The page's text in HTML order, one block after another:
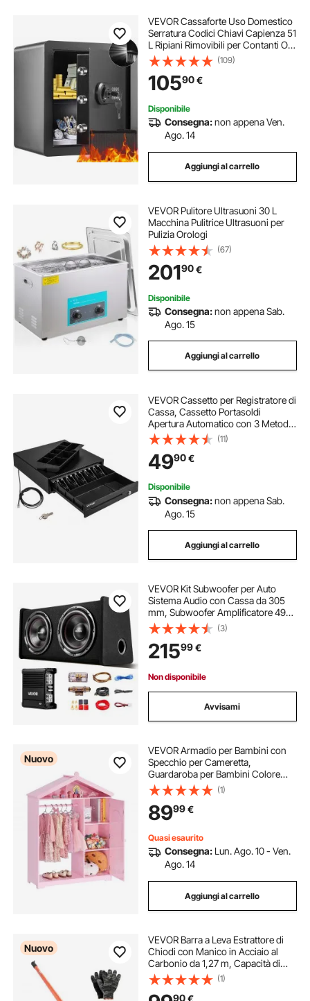
VEVOR Cassaforte Uso Domestico
Serratura Codici Chiavi Capienza 51
L Ripiani Rimovibili per Contanti Oro
Gioielli Passaporto, Cassetta di
Sicurezza Password Chiavi Luce
LED, Cassaforte Nera 14,7 kg
(109)
10590€
Disponibile
Consegna:non appena Ven.
Ago. 14
Aggiungi al carrello
VEVOR Pulitore Ultrasuoni 30 L
Macchina Pulitrice Ultrasuoni per
Pulizia Orologi
(67)
20190€
Disponibile
Consegna:non appena Sab.
Ago. 15
Aggiungi al carrello
VEVOR Cassetto per Registratore di
Cassa, Cassetto Portasoldi
Apertura Automatico con 3 Metodi
di Sblocco, Cassetta Portavalori
con 5 Scomparti per Banconote e 8
per Monete, 41 x 42 x 10 cm (Nero)
(11)
4990€
Disponibile
Consegna:non appena Sab.
Ago. 15
Aggiungi al carrello
VEVOR Kit Subwoofer per Auto
Sistema Audio con Cassa da 305
mm, Subwoofer Amplificatore 490
W RMS Separato Kit di Cablaggio,
Pacchetto Amplificatore Gamma di
Frequenza 30-200 Hz da Veicoli
SUV Auto
(3)
21599€
Non disponibile
Avvisami
Nuovo
VEVOR Armadio per Bambini con
Specchio per Cameretta,
Guardaroba per Bambini Colore
Rosa, Appendiabiti Organizer per
Costumi Giochi di Ruolo da
Divertimento, per Giochi
Travestimenti Camera da Letto
(1)
8999€
Quasi esaurito
Consegna: Lun. Ago. 10 - Ven.
Ago. 14
Aggiungi al carrello
Nuovo
VEVOR Barra a Leva Estrattore di
Chiodi con Manico in Acciaio al
Carbonio da 1,27 m, Capacità di
Peso di 907 kg per Impieghi
Gravosi, Barra di Rottura per
(1)
90€